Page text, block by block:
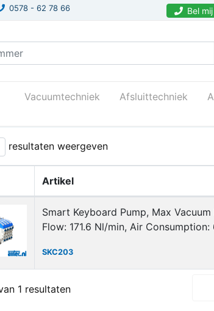
0578 - 62 78 66 Bel
Vacuumtechniek Afsluittechniek
resultaten weergeven
Artikel
Smart Keyboard Pump, Max
Flow: 171.6 Nl/min, Air
SKC203
1 resultaten